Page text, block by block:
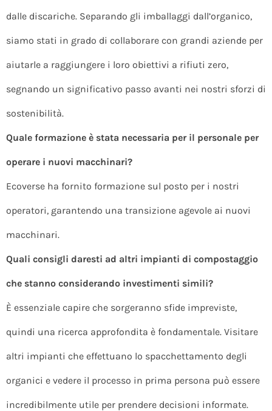
dalle discariche. Separando gli imballaggi dall’organico,
siamo stati in grado di collaborare con grandi aziende per
aiutarle a raggiungere i loro obiettivi a rifiuti zero,
segnando un significativo passo avanti nei nostri sforzi di
sostenibilità.
Quale formazione è stata necessaria per il personale per
operare i nuovi macchinari?
Ecoverse ha fornito formazione sul posto per i nostri
operatori, garantendo una transizione agevole ai nuovi
macchinari.
Quali consigli daresti ad altri impianti di compostaggio
che stanno considerando investimenti simili?
È essenziale capire che sorgeranno sfide impreviste,
quindi una ricerca approfondita è fondamentale. Visitare
altri impianti che effettuano lo spacchettamento degli
organici e vedere il processo in prima persona può essere
incredibilmente utile per prendere decisioni informate.